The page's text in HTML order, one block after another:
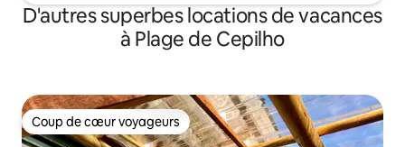
D'autres superbes locations de vacances
à Plage de Cepilho
Coup de cœur voyageurs
Coup de cœur voyageurs